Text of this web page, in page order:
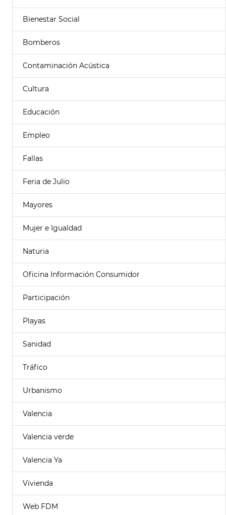
Bienestar Social
Bomberos
Contaminación Acústica
Cultura
Educación
Empleo
Fallas
Feria de Julio
Mayores
Mujer e Igualdad
Naturia
Oficina Información Consumidor
Participación
Playas
Sanidad
Tráfico
Urbanismo
Valencia
Valencia verde
Valencia Ya
Vivienda
Web FDM